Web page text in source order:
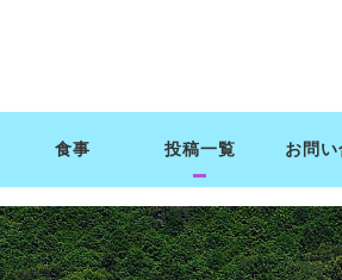
食事 投稿一覧 お問い